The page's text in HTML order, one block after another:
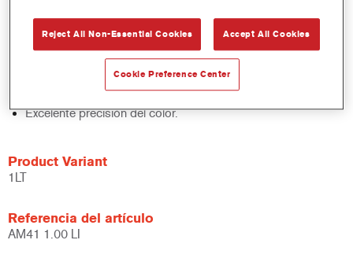
Gestión sencilla.
Ahorra espacio de almacenamiento.
Basado en la eficaz tecnología de tintes concentrados
Excelente precisión del color.
Product Variant
1LT
Referencia del artículo
AM41 1.00 LI
Reject All Non-Essential Cookies Accept All Cookies
Cookie Preference Center